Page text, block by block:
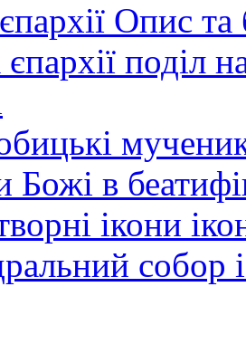
Опис та
поділ
Божі в
ікони
собор